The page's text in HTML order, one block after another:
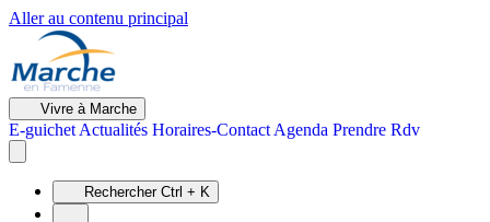
Aller au contenu principal
Vivre à Marche
E-guichet Actualités Horaires-Contact Agenda Prendre Rdv
Rechercher Ctrl + K